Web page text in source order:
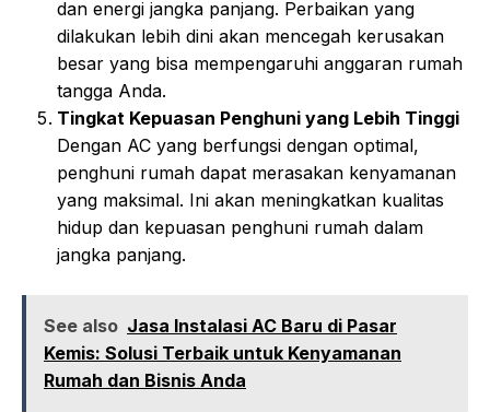
dan energi jangka panjang. Perbaikan yang
dilakukan lebih dini akan mencegah kerusakan
besar yang bisa mempengaruhi anggaran rumah
tangga Anda.
Tingkat Kepuasan Penghuni yang Lebih Tinggi
Dengan AC yang berfungsi dengan optimal,
penghuni rumah dapat merasakan kenyamanan
yang maksimal. Ini akan meningkatkan kualitas
hidup dan kepuasan penghuni rumah dalam
jangka panjang.
See also Jasa Instalasi AC Baru di Pasar
Kemis: Solusi Terbaik untuk Kenyamanan
Rumah dan Bisnis Anda